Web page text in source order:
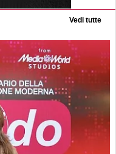
Vedi tutte